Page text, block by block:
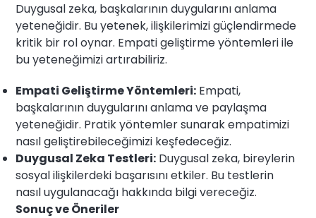
Duygusal zeka, başkalarının duygularını anlama
yeteneğidir. Bu yetenek, ilişkilerimizi güçlendirmede
kritik bir rol oynar. Empati geliştirme yöntemleri ile
bu yeteneğimizi artırabiliriz.
Empati Geliştirme Yöntemleri: Empati,
başkalarının duygularını anlama ve paylaşma
yeteneğidir. Pratik yöntemler sunarak empatimizi
nasıl geliştirebileceğimizi keşfedeceğiz.
Duygusal Zeka Testleri: Duygusal zeka, bireylerin
sosyal ilişkilerdeki başarısını etkiler. Bu testlerin
nasıl uygulanacağı hakkında bilgi vereceğiz.
Sonuç ve Öneriler